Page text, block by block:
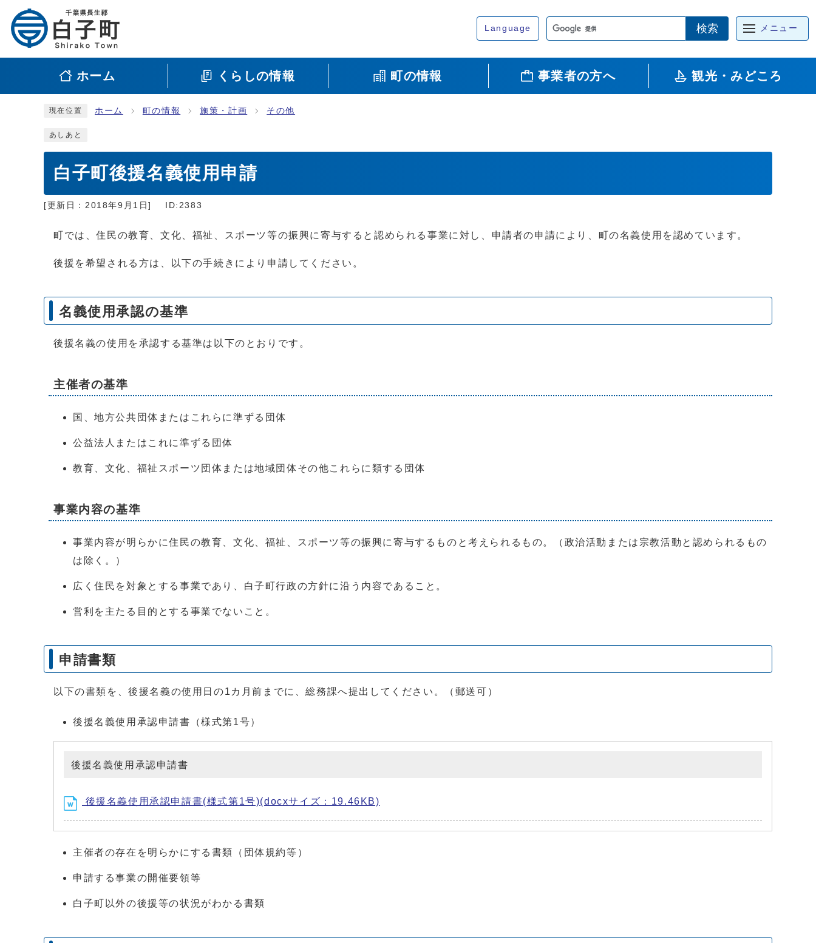
Language 検索 メニュー
ホーム くらしの情報 町の情報 事業者の方へ 観光・みどころ
現在位置 ホーム 町の情報 施策・計画 その他
あしあと
白子町後援名義使用申請
[更新日： 2018年9月1日] ID:2383
町では、住民の教育、文化、福祉、スポーツ等の振興に寄与すると認められる事業に対し、申請者の申請により、町の名義使用を認めています。
後援を希望される方は、以下の手続きにより申請してください。
名義使用承認の基準
後援名義の使用を承認する基準は以下のとおりです。
主催者の基準
国、地方公共団体またはこれらに準ずる団体
公益法人またはこれに準ずる団体
教育、文化、福祉スポーツ団体または地域団体その他これらに類する団体
事業内容の基準
事業内容が明らかに住民の教育、文化、福祉、スポーツ等の振興に寄与するものと考えられるもの。（政治活動または宗教活動と認められるもの
は除く。）
広く住民を対象とする事業であり、白子町行政の方針に沿う内容であること。
営利を主たる目的とする事業でないこと。
申請書類
以下の書類を、後援名義の使用日の1カ月前までに、総務課へ提出してください。（郵送可）
後援名義使用承認申請書（様式第1号）
後援名義使用承認申請書
後援名義使用承認申請書(様式第1号)(docxサイズ：19.46KB)
主催者の存在を明らかにする書類（団体規約等）
申請する事業の開催要領等
白子町以外の後援等の状況がわかる書類